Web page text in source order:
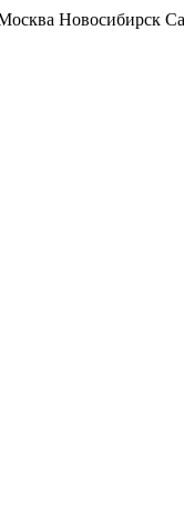
Новосибирск